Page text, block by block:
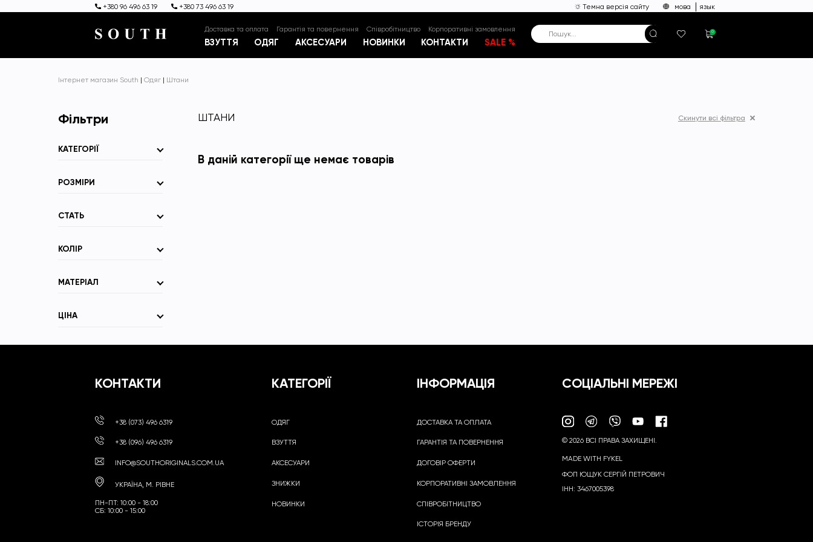
+380 96 496 63 19 +380 73 496 63 19 Темна версія сайту мова язык
Доставка та оплата Гарантія та повернення Співробітництво Корпоративні замовлення
ВЗУТТЯ ОДЯГ АКСЕСУАРИ НОВИНКИ КОНТАКТИ SALE %
0
Інтернет магазин South |Одяг | Штани
Фільтри
КАТЕГОРІЇ
РОЗМІРИ
СТАТЬ
КОЛІР
МАТЕРІАЛ
ЦІНА
ШТАНИ Скинути всі фільтра
В даній категорії ще немає товарів
КОНТАКТИ
+38 (073) 496 6319
+38 (096) 496 6319
INFO@SOUTHORIGINALS.COM.UA
УКРАЇНА, М. РІВНЕ
ПН-ПТ: 10:00 - 18:00
СБ: 10:00 - 15:00
КАТЕГОРІЇ
ОДЯГ
ВЗУТТЯ
АКСЕСУАРИ
ЗНИЖКИ
НОВИНКИ
ІНФОРМАЦІЯ
ДОСТАВКА ТА ОПЛАТА
ГАРАНТІЯ ТА ПОВЕРНЕННЯ
ДОГОВІР ОФЕРТИ
КОРПОРАТИВНІ ЗАМОВЛЕННЯ
СПІВРОБІТНИЦТВО
ІСТОРІЯ БРЕНДУ
СОЦІАЛЬНІ МЕРЕЖІ
© 2026 ВСІ ПРАВА ЗАХИЩЕНІ.
MADE WITH FYKEL
ФОП ЮЩУК СЕРГІЙ ПЕТРОВИЧ
ІНН: 3467005398